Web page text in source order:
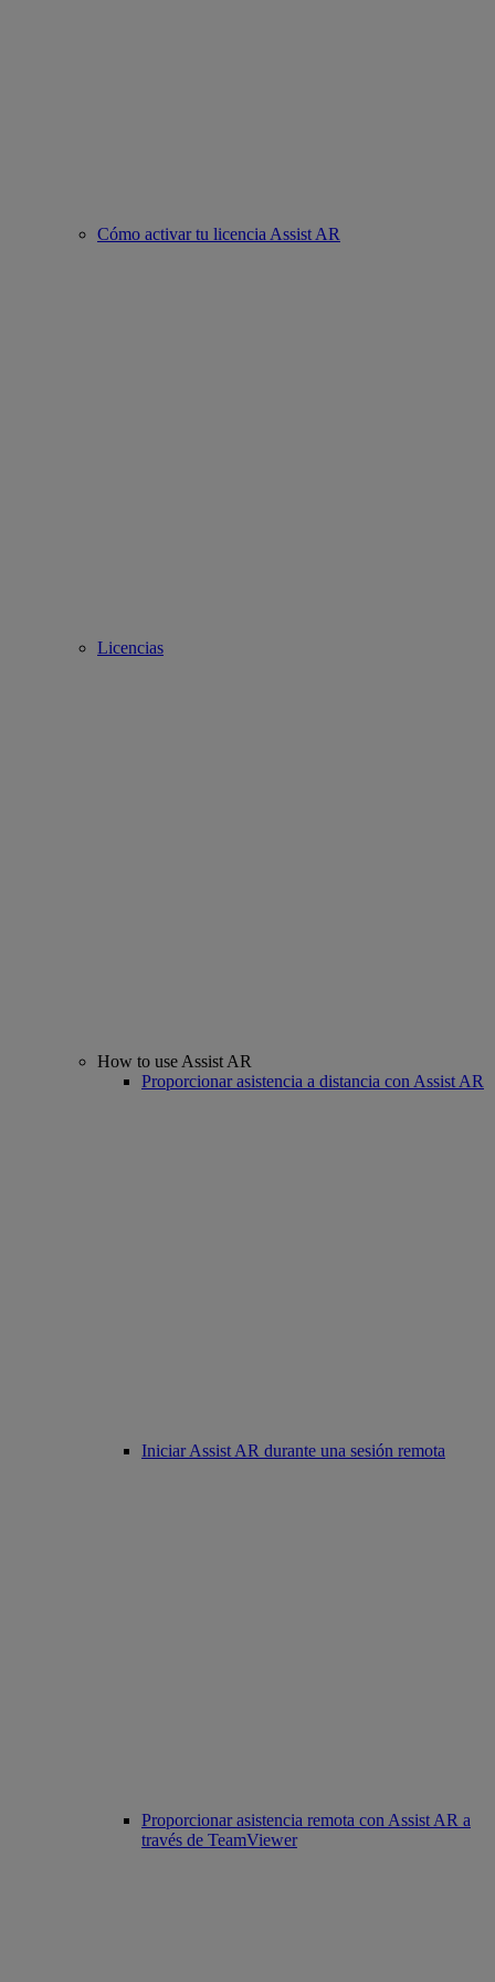
Cómo activar tu licencia Assist AR
Licencias
How to use Assist AR
Proporcionar asistencia a distancia con Assist AR
Iniciar Assist AR durante una sesión remota
Proporcionar asistencia remota con Assist AR a
través de TeamViewer